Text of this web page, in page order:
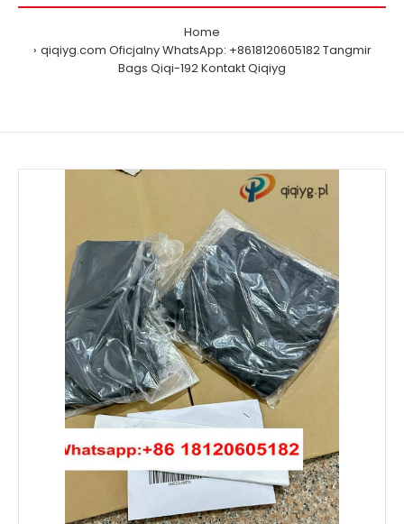
Home
qiqiyg.com Oficjalny WhatsApp: +8618120605182 Tangmir
Bags Qiqi-192 Kontakt Qiqiyg